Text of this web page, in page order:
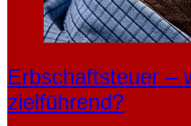
Erbschaftsteuer –
zielführend?